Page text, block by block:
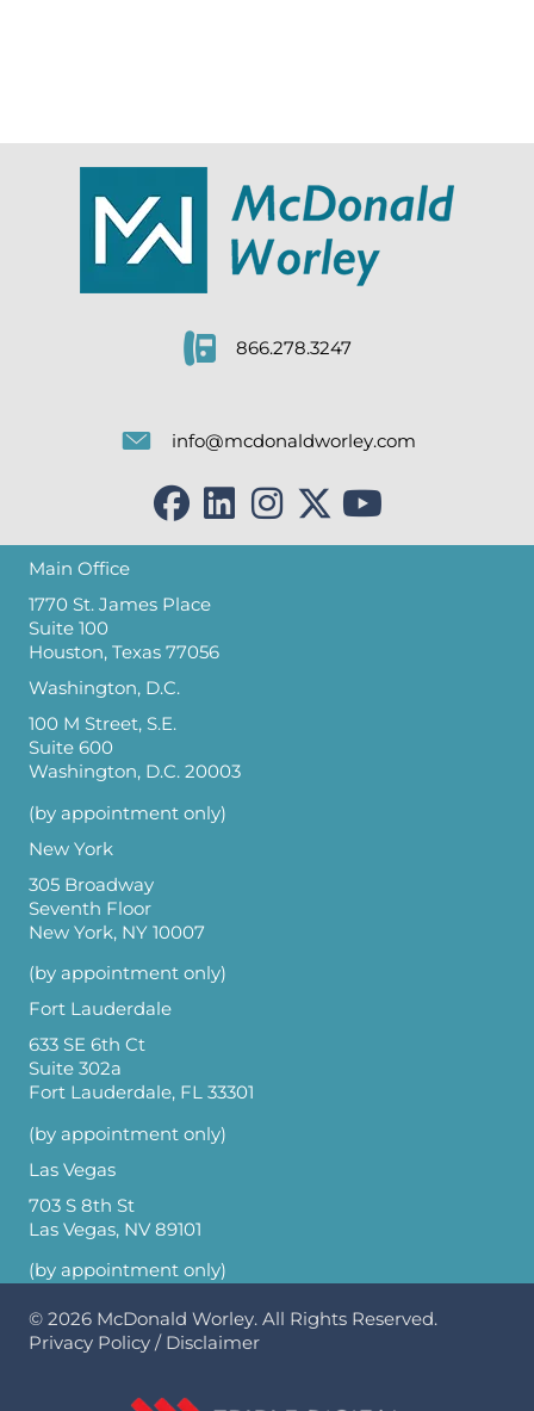
866.278.3247
info@mcdonaldworley.com
Main Office
1770 St. James Place
Suite 100
Houston, Texas 77056
Washington, D.C.
100 M Street, S.E.
Suite 600
Washington, D.C. 20003
(by appointment only)
New York
305 Broadway
Seventh Floor
New York, NY 10007
(by appointment only)
Fort Lauderdale
633 SE 6th Ct
Suite 302a
Fort Lauderdale, FL 33301
(by appointment only)
Las Vegas
703 S 8th St
Las Vegas, NV 89101
(by appointment only)
© 2026 McDonald Worley. All Rights Reserved.
Privacy Policy / Disclaimer